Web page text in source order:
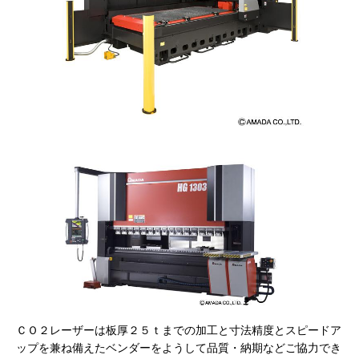
ＣＯ２レーザーは板厚２５ｔまでの加工と寸法精度とスピードア
ップを兼ね備えたベンダーをようして品質・納期などご協力でき